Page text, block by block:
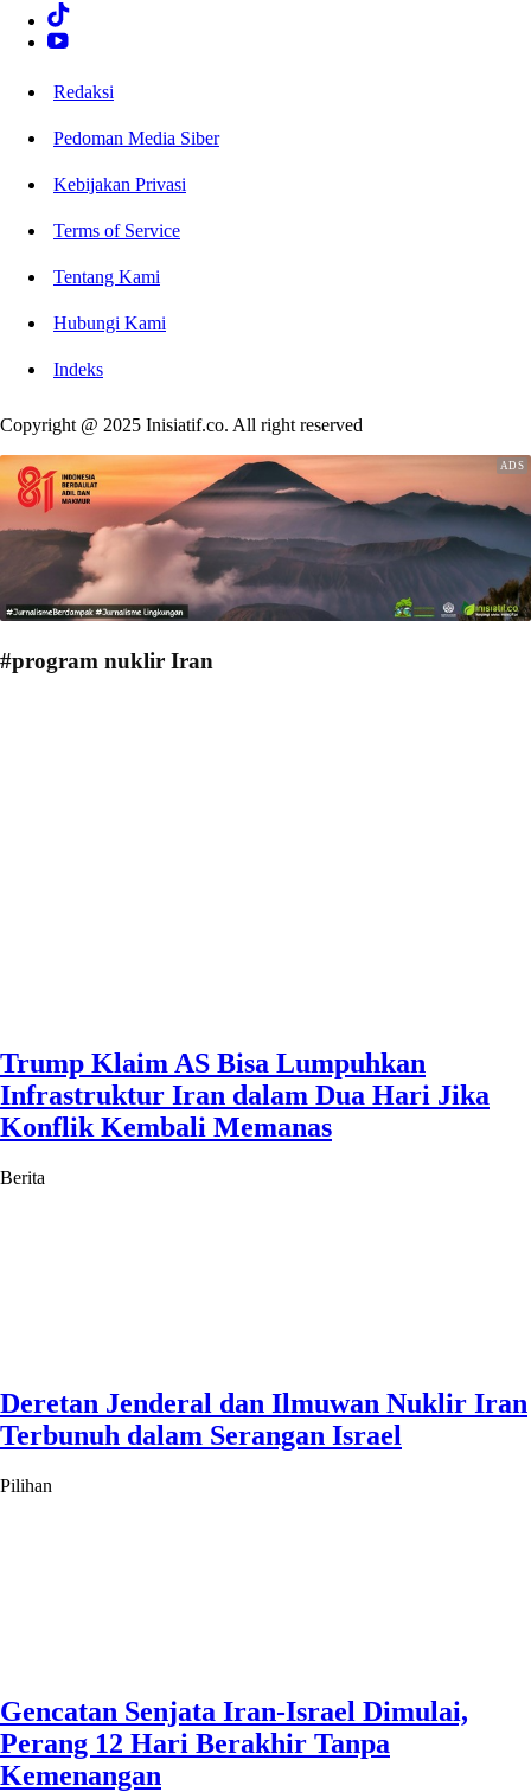
Redaksi
Pedoman Media Siber
Kebijakan Privasi
Terms of Service
Tentang Kami
Hubungi Kami
Indeks
Copyright @ 2025 Inisiatif.co. All right reserved
#program nuklir Iran
Trump Klaim AS Bisa Lumpuhkan
Infrastruktur Iran dalam Dua Hari Jika
Konflik Kembali Memanas
Berita
Deretan Jenderal dan Ilmuwan Nuklir Iran
Terbunuh dalam Serangan Israel
Pilihan
Gencatan Senjata Iran-Israel Dimulai,
Perang 12 Hari Berakhir Tanpa
Kemenangan